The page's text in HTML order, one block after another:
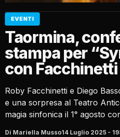
EVENTI
Taormina,
stampa per
con Facchinetti
Roby Facchinetti e Diego
e una sorpresa al Teatro
magia sinfonica il 1° agosto
Di Mariella Musso14 Luglio 2025 -